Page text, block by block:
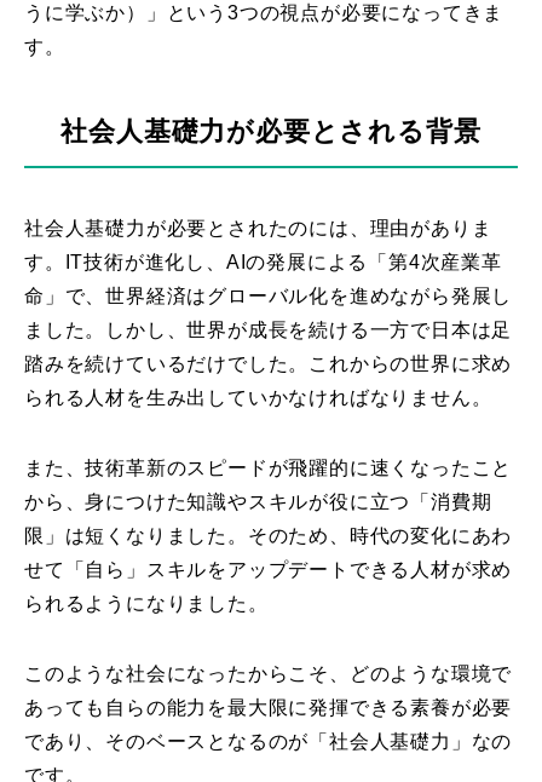
うに学ぶか）」という3つの視点が必要になってきま
す。
社会人基礎力が必要とされる背景
社会人基礎力が必要とされたのには、理由がありま
す。IT技術が進化し、AIの発展による「第4次産業革
命」で、世界経済はグローバル化を進めながら発展し
ました。しかし、世界が成長を続ける一方で日本は足
踏みを続けているだけでした。これからの世界に求め
られる人材を生み出していかなければなりません。
また、技術革新のスピードが飛躍的に速くなったこと
から、身につけた知識やスキルが役に立つ「消費期
限」は短くなりました。そのため、時代の変化にあわ
せて「自ら」スキルをアップデートできる人材が求め
られるようになりました。
このような社会になったからこそ、どのような環境で
あっても自らの能力を最大限に発揮できる素養が必要
であり、そのベースとなるのが「社会人基礎力」なの
です。